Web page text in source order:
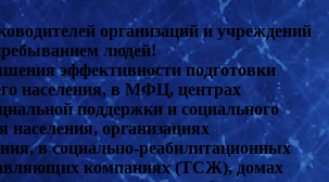
организаций и учреждений
людей!
эффективности подготовки
населения, в МФЦ, центрах
поддержки и социального
населения, организациях
в социально-реабилитационных
компаниях (ТСЖ), домах